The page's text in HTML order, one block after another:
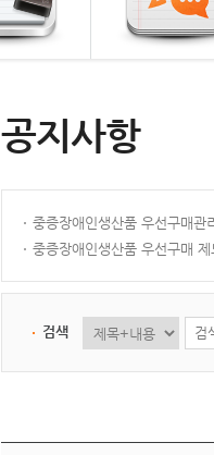
공지사항
중증장애인생산품 우선구매관
중증장애인생산품 우선구매
검색